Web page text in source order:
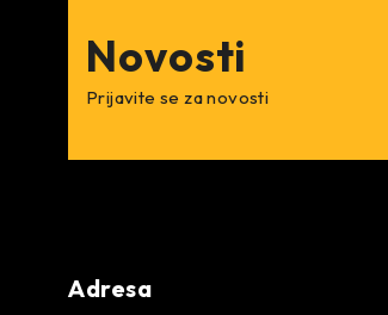
Novosti
Prijavite se za novosti
Adresa